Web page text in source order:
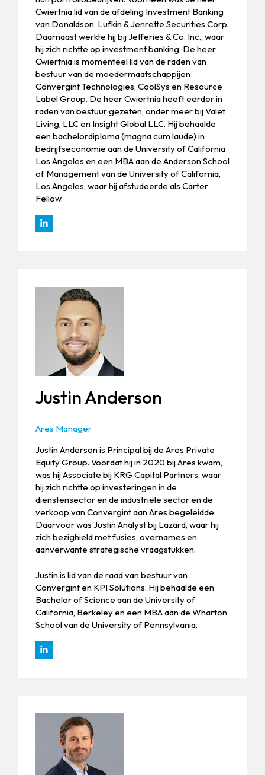
Cwiertnia lid van de afdeling Investment Banking
van Donaldson, Lufkin & Jenrette Securities Corp.
Daarnaast werkte hij bij Jefferies & Co. Inc., waar
hij zich richtte op investment banking. De heer
Cwiertnia is momenteel lid van de raden van
bestuur van de moedermaatschappijen
Convergint Technologies, CoolSys en Resource
Label Group. De heer Cwiertnia heeft eerder in
raden van bestuur gezeten, onder meer bij Valet
Living, LLC en Insight Global LLC. Hij behaalde
een bachelordiploma (magna cum laude) in
bedrijfseconomie aan de University of California
Los Angeles en een MBA aan de Anderson School
of Management van de University of California,
Los Angeles, waar hij afstudeerde als Carter
Fellow.
Justin Anderson
Ares Manager
Justin Anderson is Principal bij de Ares Private
Equity Group. Voordat hij in 2020 bij Ares kwam,
was hij Associate bij KRG Capital Partners, waar
hij zich richtte op investeringen in de
dienstensector en de industriële sector en de
verkoop van Convergint aan Ares begeleidde.
Daarvoor was Justin Analyst bij Lazard, waar hij
zich bezighield met fusies, overnames en
aanverwante strategische vraagstukken.
Justin is lid van de raad van bestuur van
Convergint en KPI Solutions. Hij behaalde een
Bachelor of Science aan de University of
California, Berkeley en een MBA aan de Wharton
School van de University of Pennsylvania.